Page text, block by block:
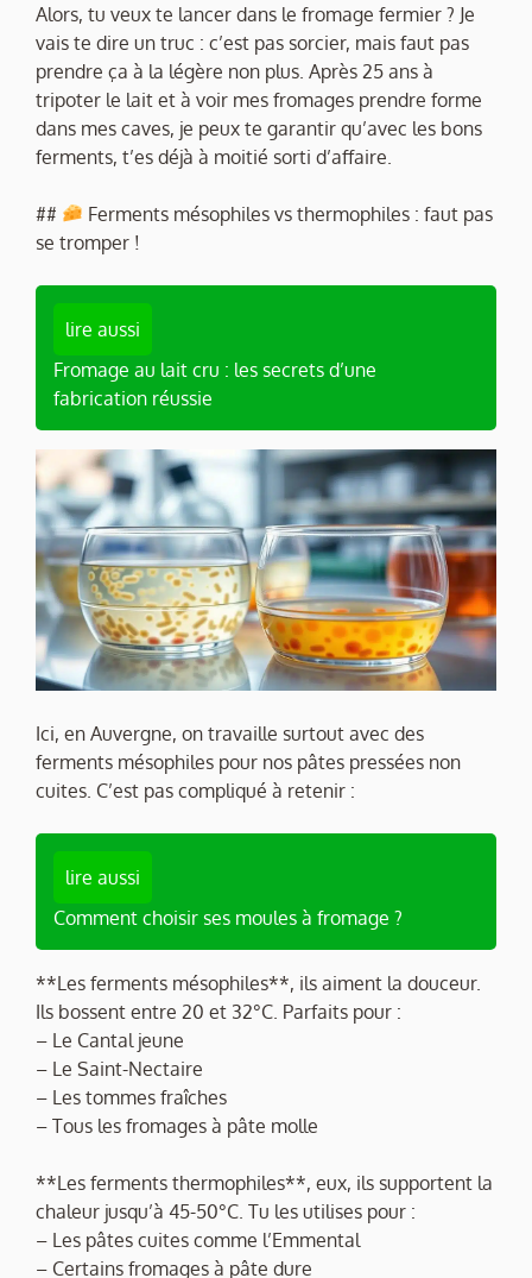
Alors, tu veux te lancer dans le fromage fermier ? Je
vais te dire un truc : c’est pas sorcier, mais faut pas
prendre ça à la légère non plus. Après 25 ans à
tripoter le lait et à voir mes fromages prendre forme
dans mes caves, je peux te garantir qu’avec les bons
ferments, t’es déjà à moitié sorti d’affaire.
##
Ferments mésophiles vs thermophiles : faut pas
se tromper !
lire aussi
Fromage au lait cru : les secrets d’une
fabrication réussie
Ici, en Auvergne, on travaille surtout avec des
ferments mésophiles pour nos pâtes pressées non
cuites. C’est pas compliqué à retenir :
lire aussi
Comment choisir ses moules à fromage ?
**Les ferments mésophiles**, ils aiment la douceur.
Ils bossent entre 20 et 32°C. Parfaits pour :
– Le Cantal jeune
– Le Saint-Nectaire
– Les tommes fraîches
– Tous les fromages à pâte molle
**Les ferments thermophiles**, eux, ils supportent la
chaleur jusqu’à 45-50°C. Tu les utilises pour :
– Les pâtes cuites comme l’Emmental
– Certains fromages à pâte dure